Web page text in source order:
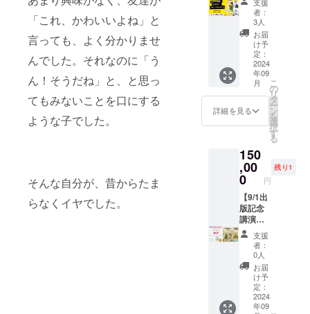
「これ、かわいいよね」と
言っても、よく分かりませ
んでした。それなのに「う
ん！そうだね」と、と思っ
てもみないことを口にする
ような子でした。
そんな自分が、昔からたま
らなくイヤでした。
支援を
心より
お待ち
してお
りま
す。
皆様の
ご支援
を心よ
りお待
ちして
おりま
す。
日時 9
月1日
（土）
10:00～
10:30：
開場
10:30～
12:00：
講演会
13:00〜
14:30：
マル
場所：
能登歴
史公園
セン
ターレ
クリ
エー
ション
ルーム
開場時
間：
9:30か
ら開場
いたし
ます。
登歴史
公園セ
ンター
・BBQ
の特徴
プロの
ケータ
リング
BBQ：
新鮮な
食材を
バーベ
キュー
体験を
提供し
ます。
食材の
調理か
ら提供
まで、
プロの
手によ
る本格
的な
BBQを
メリッ
ト 坂下
賀英子
の書籍1
冊をお
手元に
届けま
す。 能
地震後
の支援
学べま
す。 支
援のあ
り方に
つい
て、具
体的な
事例と
共に理
解を深
められ
ます。
アーカ
イブ配
て考え
ます。
書籍1冊
とセミ
ナー参
加券が
セット
になっ
たリ
ターン
な書
籍：坂
下賀英
子の書
籍1冊を
お手元
に届け
ます。
貴重な
セミ
ナー：
能登半
島地震
後の支
援活動
ミュージアム
BBQの特徴 ・注
意事項 雨天決
行：屋外での開
催を予定してい
ますが、天候に
応じて室内での
実施となる場合
があります。 服
装：動きやす
く、汚れても良
に、BBQの際に
は油や炭が飛ぶ
ことがあります
のでご注意くだ
象：ママだけで
なく、パパも歓
迎、家族やお友
達の参加も歓迎
します。子ども
向けのアクティ
ビティも用意し
ていますので、
家族みんなで楽
ZOOM
配信参
加+書籍
1冊】
・概要
坂下賀
英子の
出版記
念講演
会を
ZOOM
配信で
ただけ
るリ
ターン
です。
ご自宅
から講
演会に
参加
し、書
籍1冊を
お受け
取りい
ただけ
ます。
リアル
者：
3人
お届
け予
定：
2024
年09
月
詳細を見る
こ
の
リ
タ
ー
ン
を
選
択
す
る
150
,00
0 円
残り1
【9/1出
版記念
講演会
限定 レ
ンタル
ベビ＊
ステ
ゴール
ドスポ
ンサー
＋坂下
支援
者：
0人
お届
け予
定：
2024
年09